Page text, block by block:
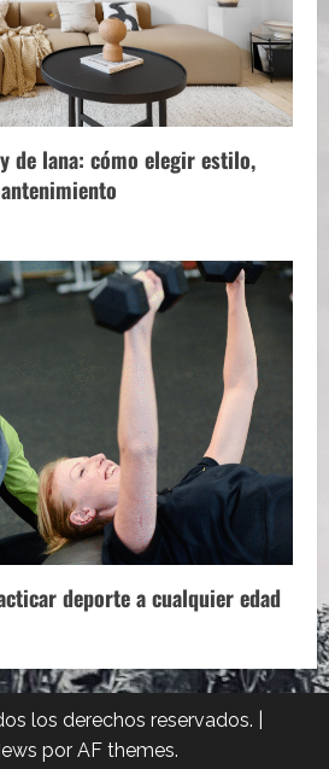
de lana: cómo elegir estilo,
deporte a cualquier edad
los derechos reservados.
por AF themes.